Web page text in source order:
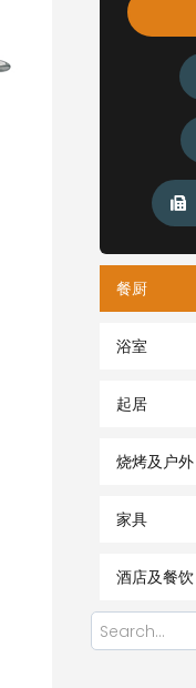
餐厨
浴室
起居
烧烤及户外
家具
酒店及餐饮